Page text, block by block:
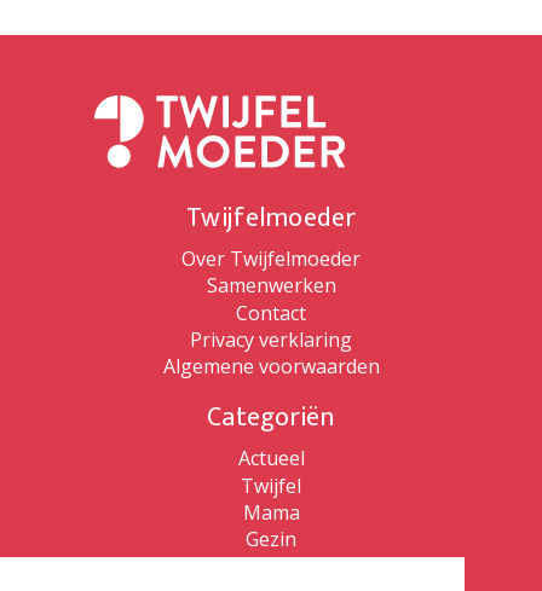
Twijfelmoeder
Over Twijfelmoeder
Samenwerken
Contact
Privacy verklaring
Algemene voorwaarden
Categoriën
Actueel
Twijfel
Mama
Gezin